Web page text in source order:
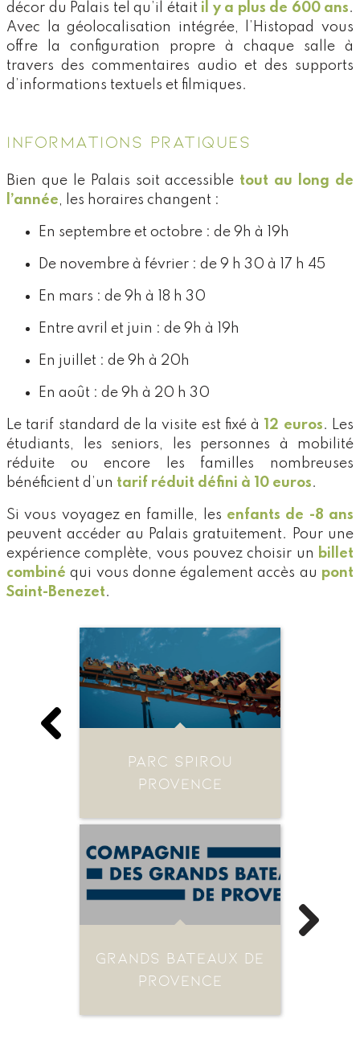
décor du Palais tel qu’il était il y a plus de 600 ans.
Avec la géolocalisation intégrée, l’Histopad vous
offre la configuration propre à chaque salle à
travers des commentaires audio et des supports
d’informations textuels et filmiques.
INFORMATIONS PRATIQUES
Bien que le Palais soit accessible tout au long de
l’année, les horaires changent :
En septembre et octobre : de 9h à 19h
De novembre à février : de 9 h 30 à 17 h 45
En mars : de 9h à 18 h 30
Entre avril et juin : de 9h à 19h
En juillet : de 9h à 20h
En août : de 9h à 20 h 30
Le tarif standard de la visite est fixé à 12 euros. Les
étudiants, les seniors, les personnes à mobilité
réduite ou encore les familles nombreuses
bénéficient d’un tarif réduit défini à 10 euros.
Si vous voyagez en famille, les enfants de -8 ans
peuvent accéder au Palais gratuitement. Pour une
expérience complète, vous pouvez choisir un billet
combiné qui vous donne également accès au pont
Saint-Benezet.
PARC SPIROU
PROVENCE
GRANDS BATEAUX DE
PROVENCE